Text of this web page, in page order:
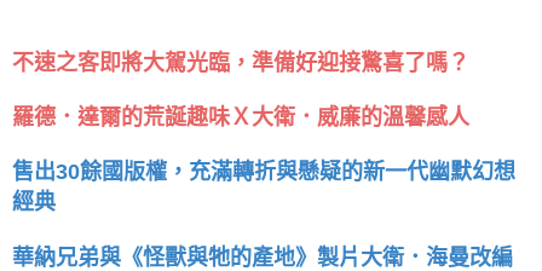
不速之客即將大駕光臨，準備好迎接驚喜了嗎？
羅德．達爾的荒誕趣味Ｘ大衛．威廉的溫馨感人
售出30餘國版權，充滿轉折與懸疑的新一代幽默幻想
經典
華納兄弟與《怪獸與牠的產地》製片大衛．海曼改編